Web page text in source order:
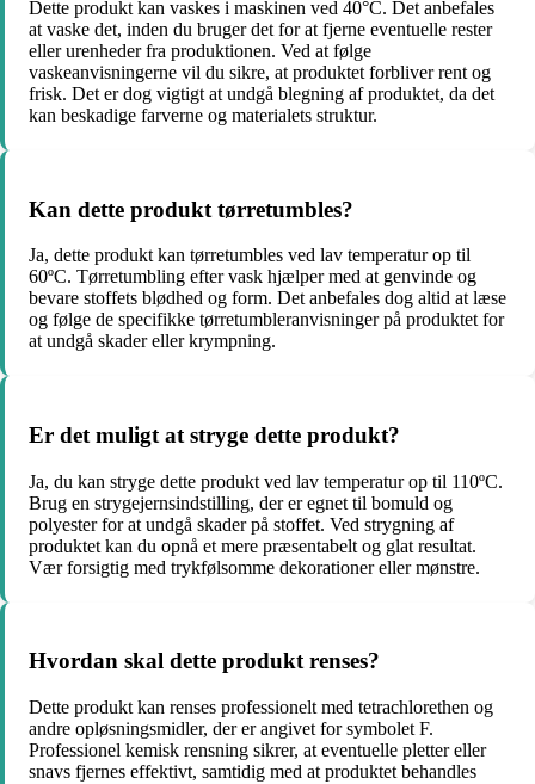
Dette produkt kan vaskes i maskinen ved 40°C. Det anbefales
at vaske det, inden du bruger det for at fjerne eventuelle rester
eller urenheder fra produktionen. Ved at følge
vaskeanvisningerne vil du sikre, at produktet forbliver rent og
frisk. Det er dog vigtigt at undgå blegning af produktet, da det
kan beskadige farverne og materialets struktur.
Kan dette produkt tørretumbles?
Ja, dette produkt kan tørretumbles ved lav temperatur op til
60ºC. Tørretumbling efter vask hjælper med at genvinde og
bevare stoffets blødhed og form. Det anbefales dog altid at læse
og følge de specifikke tørretumbleranvisninger på produktet for
at undgå skader eller krympning.
Er det muligt at stryge dette produkt?
Ja, du kan stryge dette produkt ved lav temperatur op til 110ºC.
Brug en strygejernsindstilling, der er egnet til bomuld og
polyester for at undgå skader på stoffet. Ved strygning af
produktet kan du opnå et mere præsentabelt og glat resultat.
Vær forsigtig med trykfølsomme dekorationer eller mønstre.
Hvordan skal dette produkt renses?
Dette produkt kan renses professionelt med tetrachlorethen og
andre opløsningsmidler, der er angivet for symbolet F.
Professionel kemisk rensning sikrer, at eventuelle pletter eller
snavs fjernes effektivt, samtidig med at produktet behandles